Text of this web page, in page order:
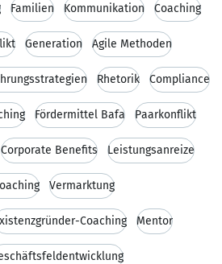
Familien Kommunikation Coaching
Generation Agile Methoden
Rhetorik Compliance
Fördermittel Bafa Paarkonflikt
Corporate Benefits Leistungsanreize
Vermarktung
Coaching Mentor